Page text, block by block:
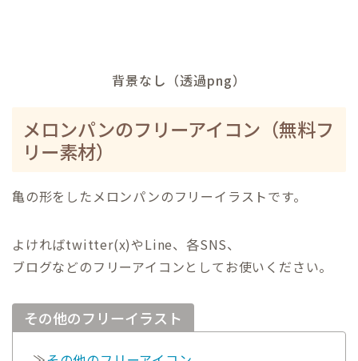
背景なし（透過png）
メロンパンのフリーアイコン（無料フ
リー素材）
亀の形をしたメロンパンのフリーイラストです。
よければtwitter(x)やLine、各SNS、
ブログなどのフリーアイコンとしてお使いください。
その他のフリーイラスト